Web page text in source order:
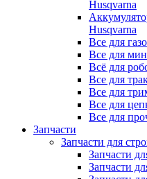
Husqvarna
Husqvarna
Все для
Все для
Всё для
Все для
Все для
Все для
Все для
Запчасти
Запчасти для
Запчасти
Запчасти